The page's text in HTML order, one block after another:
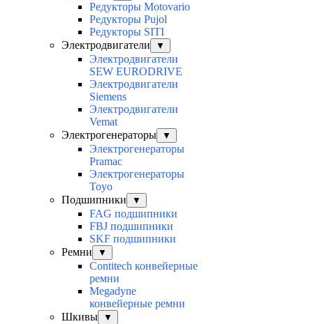
Редукторы Motovario
Редукторы Pujol
Редукторы SITI
Электродвигатели
▼
Электродвигатели
SEW EURODRIVE
Электродвигатели
Siemens
Электродвигатели
Vemat
Электрогенераторы
▼
Электрогенераторы
Pramac
Электрогенераторы
Toyo
Подшипники
▼
FAG подшипники
FBJ подшипники
SKF подшипники
Ремни
▼
Contitech конвейерные
ремни
Megadyne
конвейерные ремни
Шкивы
▼